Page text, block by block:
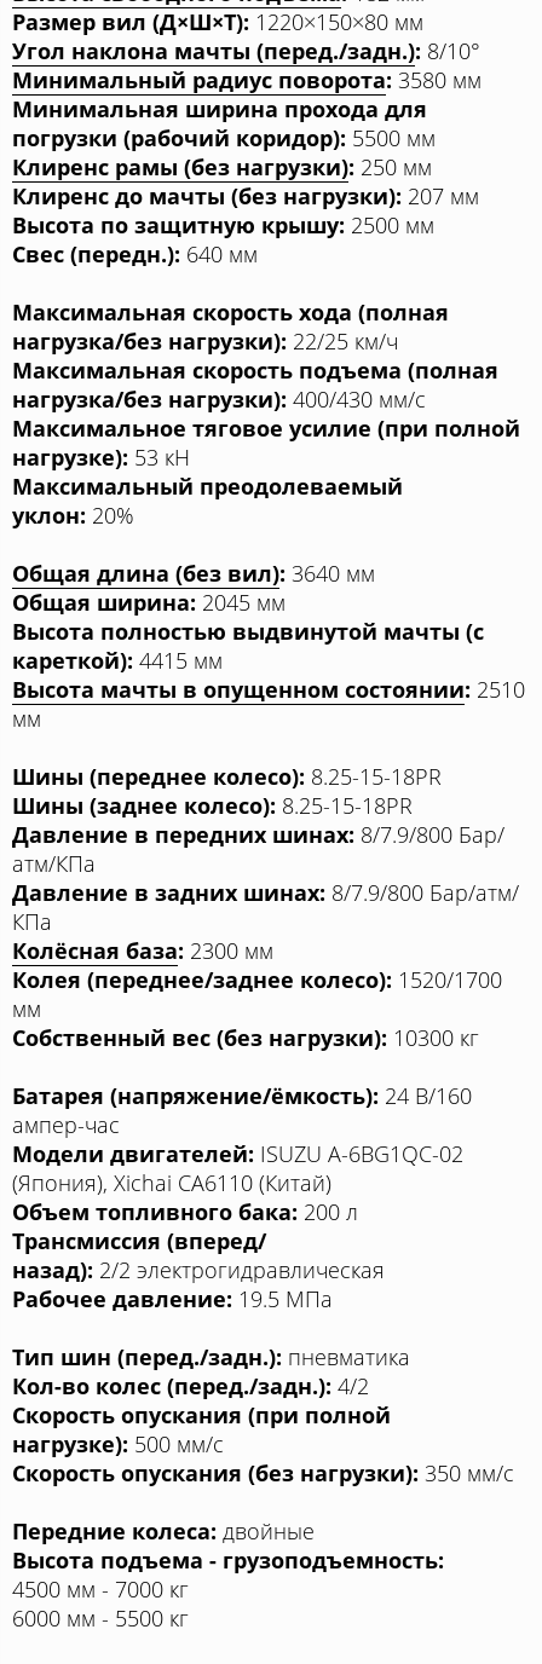
Размер вил (Д×Ш×Т): 1220×150×80 мм
Угол наклона мачты (перед./задн.): 8/10°
Минимальный радиус поворота: 3580 мм
Минимальная ширина прохода для
погрузки (рабочий коридор): 5500 мм
Клиренс рамы (без нагрузки): 250 мм
Клиренс до мачты (без нагрузки): 207 мм
Высота по защитную крышу: 2500 мм
Свес (передн.): 640 мм
Максимальная скорость хода (полная
нагрузка/без нагрузки): 22/25 км/ч
Максимальная скорость подъема (полная
нагрузка/без нагрузки): 400/430 мм/с
Максимальное тяговое усилие (при полной
нагрузке): 53 кН
Максимальный преодолеваемый
уклон: 20%
Общая длина (без вил): 3640 мм
Общая ширина: 2045 мм
Высота полностью выдвинутой мачты (с
кареткой): 4415 мм
Высота мачты в опущенном состоянии: 2510
мм
Шины (переднее колесо): 8.25-15-18PR
Шины (заднее колесо): 8.25-15-18PR
Давление в передних шинах: 8/7.9/800 Бар/
атм/КПа
Давление в задних шинах: 8/7.9/800 Бар/атм/
КПа
Колёсная база: 2300 мм
Колея (переднее/заднее колесо): 1520/1700
мм
Собственный вес (без нагрузки): 10300 кг
Батарея (напряжение/ёмкость): 24 В/160
ампер-час
Модели двигателей: ISUZU A-6BG1QC-02
(Япония), Xichai CA6110 (Китай)
Объем топливного бака: 200 л
Трансмиссия (вперед/
назад): 2/2 электрогидравлическая
Рабочее давление: 19.5 МПа
Тип шин (перед./задн.): пневматика
Кол-во колес (перед./задн.): 4/2
Скорость опускания (при полной
нагрузке): 500 мм/с
Скорость опускания (без нагрузки): 350 мм/с
Передние колеса: двойные
Высота подъема - грузоподъемность:
4500 мм - 7000 кг
6000 мм - 5500 кг